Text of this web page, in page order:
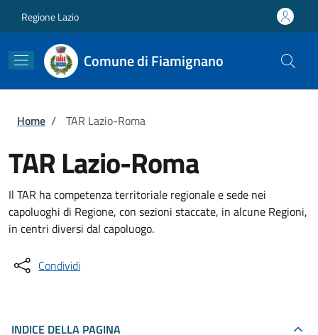
Regione Lazio
Comune di Fiamignano
Briciole di pane
Home / TAR Lazio-Roma
TAR Lazio-Roma
Il TAR ha competenza territoriale regionale e sede nei
capoluoghi di Regione, con sezioni staccate, in alcune Regioni,
in centri diversi dal capoluogo.
Condividi
INDICE DELLA PAGINA